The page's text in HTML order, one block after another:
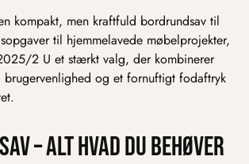
kompakt, men kraftfuld bordrundsav til
til hjemmelavede møbelprojekter,
2 U et stærkt valg, der kombinerer
brugervenlighed og et fornuftigt fodaftryk
– Alt hvad du behøver